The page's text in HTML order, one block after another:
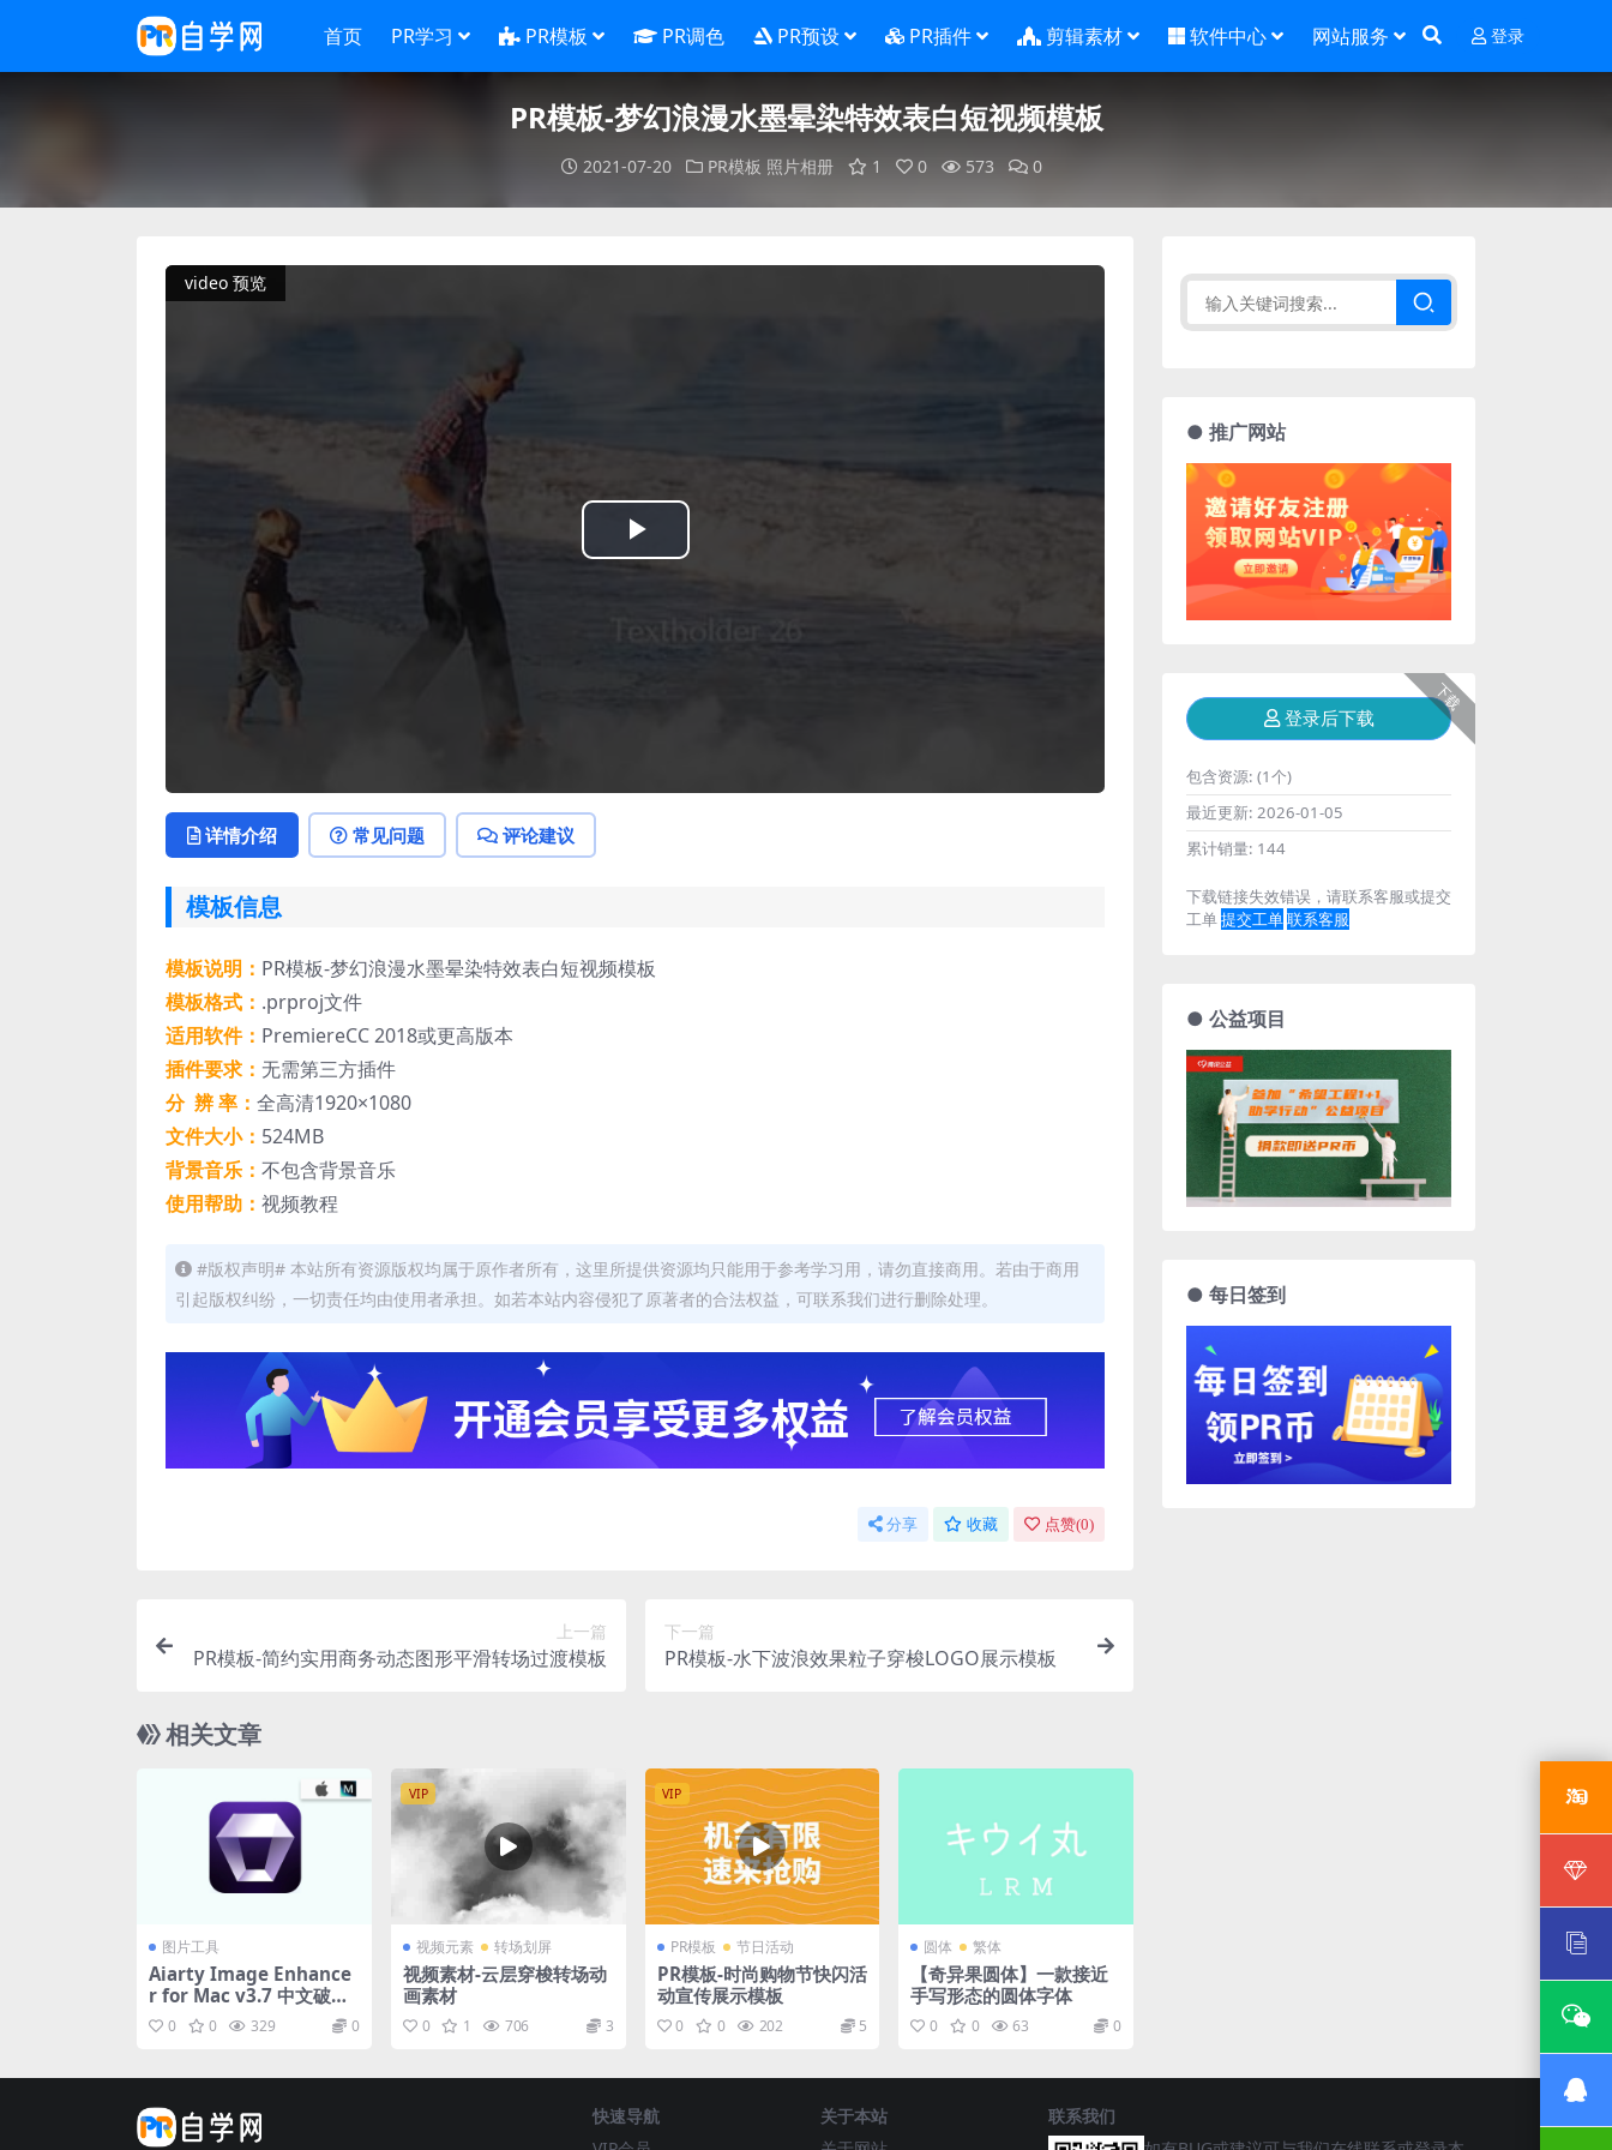
首页 PR学习 PR模板 PR调色 PR预设 PR插件 剪辑素材 软件中心 网站服务 登录
PR模板-梦幻浪漫水墨晕染特效表白短视频模板
2021-07-20 PR模板 照片相册 1 0 573 0
video 预览
Play
详情介绍 常见问题 评论建议
模板信息
模板说明： PR模板-梦幻浪漫水墨晕染特效表白短视频模板
模板格式： .prproj文件
适用软件： PremiereCC 2018或更高版本
插件要求： 无需第三方插件
分 辨 率： 全高清1920×1080
文件大小： 524MB
背景音乐： 不包含背景音乐
使用帮助： 视频教程
#版权声明# 本站所有资源版权均属于原作者所有，这里所提供资源均只能用于参考学习用，请勿直接商用。若由于商用
引起版权纠纷，一切责任均由使用者承担。如若本站内容侵犯了原著者的合法权益，可联系我们进行删除处理。
分享 收藏 点赞(0)
上一篇
PR模板-简约实用商务动态图形平滑转场过渡模板
下一篇
PR模板-水下波浪效果粒子穿梭LOGO展示模板
相关文章
图片工具
Aiarty Image Enhance
r for Mac v3.7 中文破解
AI图像增强软件
0 0 329 0
VIP
视频元素 转场划屏
视频素材-云层穿梭转场动
画素材
0 1 706 3
VIP
PR模板 节日活动
PR模板-时尚购物节快闪活
动宣传展示模板
0 0 202 5
圆体 繁体
【奇异果圆体】一款接近
手写形态的圆体字体
0 0 63 0
● 推广网站
下载
登录后下载
包含资源: (1个)
最近更新: 2026-01-05
累计销量: 144
下载链接失效错误，请联系客服或提交
工单提交工单联系客服
● 公益项目
● 每日签到
快速导航
关于本站
联系我们